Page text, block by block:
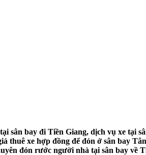
sân bay đi Tiền Giang, dịch vụ xe tại
thuê xe hợp đồng để đón ở sân bay
đón rước người nhà tại sân bay về